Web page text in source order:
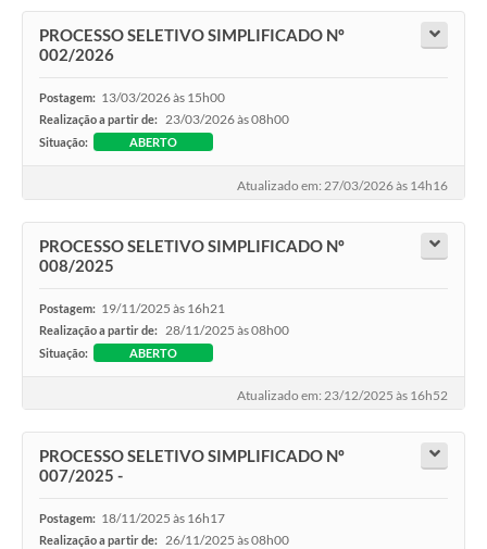
PROCESSO SELETIVO SIMPLIFICADO Nº
002/2026
Postagem: 13/03/2026 às 15h00
Realização a partir de: 23/03/2026 às 08h00
Situação: ABERTO
Atualizado em: 27/03/2026 às 14h16
PROCESSO SELETIVO SIMPLIFICADO Nº
008/2025
Postagem: 19/11/2025 às 16h21
Realização a partir de: 28/11/2025 às 08h00
Situação: ABERTO
Atualizado em: 23/12/2025 às 16h52
PROCESSO SELETIVO SIMPLIFICADO Nº
007/2025 -
Postagem: 18/11/2025 às 16h17
Realização a partir de: 26/11/2025 às 08h00